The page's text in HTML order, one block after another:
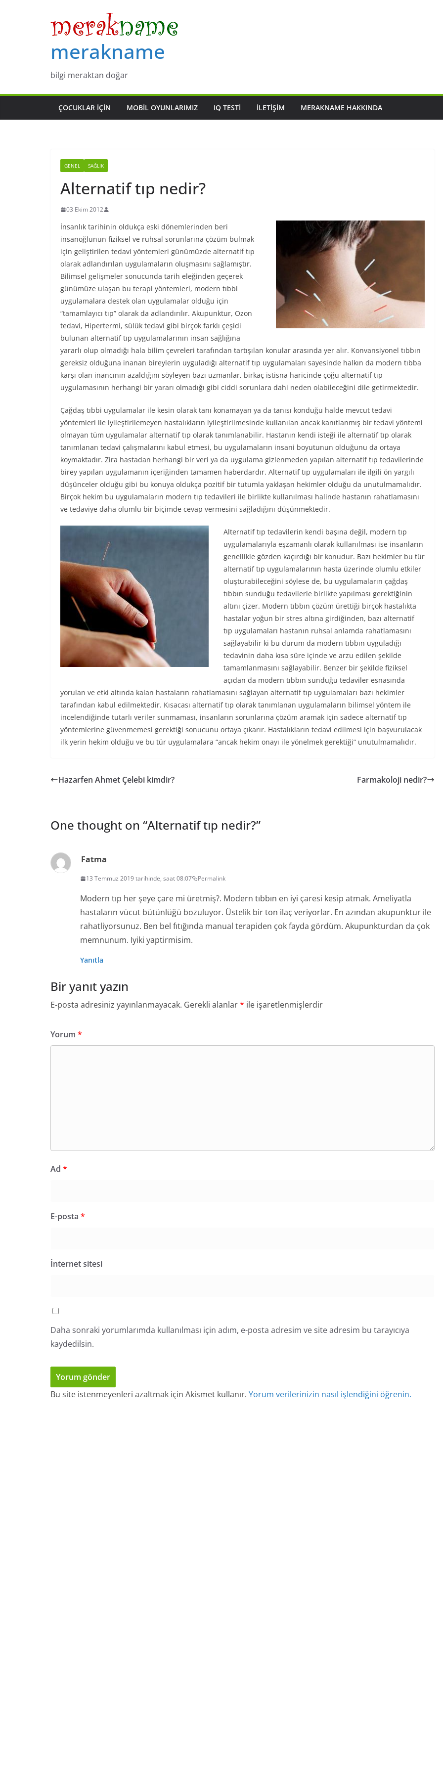
merakname
bilgi meraktan doğar
ÇOCUKLAR IÇIN MOBIL OYUNLARIMIZ IQ TESTI İLETIŞIM MERAKNAME HAKKINDA
GENEL SAĞLIK
Alternatif tıp nedir?
03 Ekim 2012
İnsanlık tarihinin oldukça eski dönemlerinden beri
insanoğlunun fiziksel ve ruhsal sorunlarına çözüm bulmak
için geliştirilen tedavi yöntemleri günümüzde alternatif tıp
olarak adlandırılan uygulamaların oluşmasını sağlamıştır.
Bilimsel gelişmeler sonucunda tarih eleğinden geçerek
günümüze ulaşan bu terapi yöntemleri, modern tıbbi
uygulamalara destek olan uygulamalar olduğu için
“tamamlayıcı tıp” olarak da adlandırılır. Akupunktur, Ozon
tedavi, Hipertermi, sülük tedavi gibi birçok farklı çeşidi
bulunan alternatif tıp uygulamalarının insan sağlığına
yararlı olup olmadığı hala bilim çevreleri tarafından tartışılan konular arasında yer alır. Konvansiyonel tıbbın
gereksiz olduğuna inanan bireylerin uyguladığı alternatif tıp uygulamaları sayesinde halkın da modern tıbba
karşı olan inancının azaldığını söyleyen bazı uzmanlar, birkaç istisna haricinde çoğu alternatif tıp
uygulamasının herhangi bir yararı olmadığı gibi ciddi sorunlara dahi neden olabileceğini dile getirmektedir.
Çağdaş tıbbi uygulamalar ile kesin olarak tanı konamayan ya da tanısı konduğu halde mevcut tedavi
yöntemleri ile iyileştirilemeyen hastalıkların iyileştirilmesinde kullanılan ancak kanıtlanmış bir tedavi yöntemi
olmayan tüm uygulamalar alternatif tıp olarak tanımlanabilir. Hastanın kendi isteği ile alternatif tıp olarak
tanımlanan tedavi çalışmalarını kabul etmesi, bu uygulamaların insani boyutunun olduğunu da ortaya
koymaktadır. Zira hastadan herhangi bir veri ya da uygulama gizlenmeden yapılan alternatif tıp tedavilerinde
birey yapılan uygulamanın içeriğinden tamamen haberdardır. Alternatif tıp uygulamaları ile ilgili ön yargılı
düşünceler olduğu gibi bu konuya oldukça pozitif bir tutumla yaklaşan hekimler olduğu da unutulmamalıdır.
Birçok hekim bu uygulamaların modern tıp tedavileri ile birlikte kullanılması halinde hastanın rahatlamasını
ve tedaviye daha olumlu bir biçimde cevap vermesini sağladığını düşünmektedir.
Alternatif tıp tedavilerin kendi başına değil, modern tıp
uygulamalarıyla eşzamanlı olarak kullanılması ise insanların
genellikle gözden kaçırdığı bir konudur. Bazı hekimler bu tür
alternatif tıp uygulamalarının hasta üzerinde olumlu etkiler
oluşturabileceğini söylese de, bu uygulamaların çağdaş
tıbbın sunduğu tedavilerle birlikte yapılması gerektiğinin
altını çizer. Modern tıbbın çözüm ürettiği birçok hastalıkta
hastalar yoğun bir stres altına girdiğinden, bazı alternatif
tıp uygulamaları hastanın ruhsal anlamda rahatlamasını
sağlayabilir ki bu durum da modern tıbbın uyguladığı
tedavinin daha kısa süre içinde ve arzu edilen şekilde
tamamlanmasını sağlayabilir. Benzer bir şekilde fiziksel
açıdan da modern tıbbın sunduğu tedaviler esnasında
yorulan ve etki altında kalan hastaların rahatlamasını sağlayan alternatif tıp uygulamaları bazı hekimler
tarafından kabul edilmektedir. Kısacası alternatif tıp olarak tanımlanan uygulamaların bilimsel yöntem ile
incelendiğinde tutarlı veriler sunmaması, insanların sorunlarına çözüm aramak için sadece alternatif tıp
yöntemlerine güvenmemesi gerektiği sonucunu ortaya çıkarır. Hastalıkların tedavi edilmesi için başvurulacak
ilk yerin hekim olduğu ve bu tür uygulamalara “ancak hekim onayı ile yönelmek gerektiği” unutulmamalıdır.
Hazarfen Ahmet Çelebi kimdir? Farmakoloji nedir?
One thought on “Alternatif tıp nedir?”
Fatma
13 Temmuz 2019 tarihinde, saat 08:07 Permalink
Modern tıp her şeye çare mi üretmiş?. Modern tıbbın en iyi çaresi kesip atmak. Ameliyatla
hastaların vücut bütünlüğü bozuluyor. Üstelik bir ton ilaç veriyorlar. En azından akupunktur ile
rahatliyorsunuz. Ben bel fıtığında manual terapiden çok fayda gördüm. Akupunkturdan da çok
memnunum. Iyiki yaptirmisim.
Yanıtla
Bir yanıt yazın
E-posta adresiniz yayınlanmayacak. Gerekli alanlar* ile işaretlenmişlerdir
Yorum *
Ad *
E-posta *
İnternet sitesi
Daha sonraki yorumlarımda kullanılması için adım, e-posta adresim ve site adresim bu tarayıcıya
kaydedilsin.
Bu site istenmeyenleri azaltmak için Akismet kullanır. Yorum verilerinizin nasıl işlendiğini öğrenin.